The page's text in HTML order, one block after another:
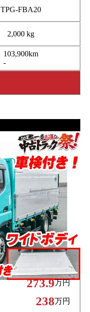
TPG-FBA20
2,000 kg
103,900km
-
273.9万円
238万円